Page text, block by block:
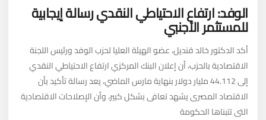
الوفد: ارتفاع الاحتياطي النقدي رسالة إيجابية
للمستثمر الأجنبي
أكد الدكتور خالد قنديل، عضو الهيئة العليا لحزب الوفد ورئيس اللجنة
الاقتصادية بالحزب، أن إعلان البنك المركزي ارتفاع الاحتياطي النقدي
إلى 44.112 مليار دولار بنهاية مارس الماضي، يعد رسالة تأكيد بأن
الاقتصاد المصرى يشهد تعافى بشكل كبير، وأن الإصلاحات الاقتصادية
التى تتبناها الحكومة